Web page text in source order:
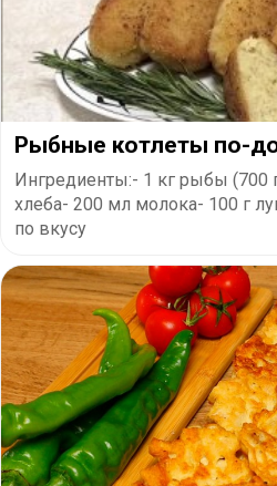
Рыбные котлеты по-
Ингредиенты:- 1 кг рыбы (700
хлеба- 200 мл молока- 100 г
по вкусу